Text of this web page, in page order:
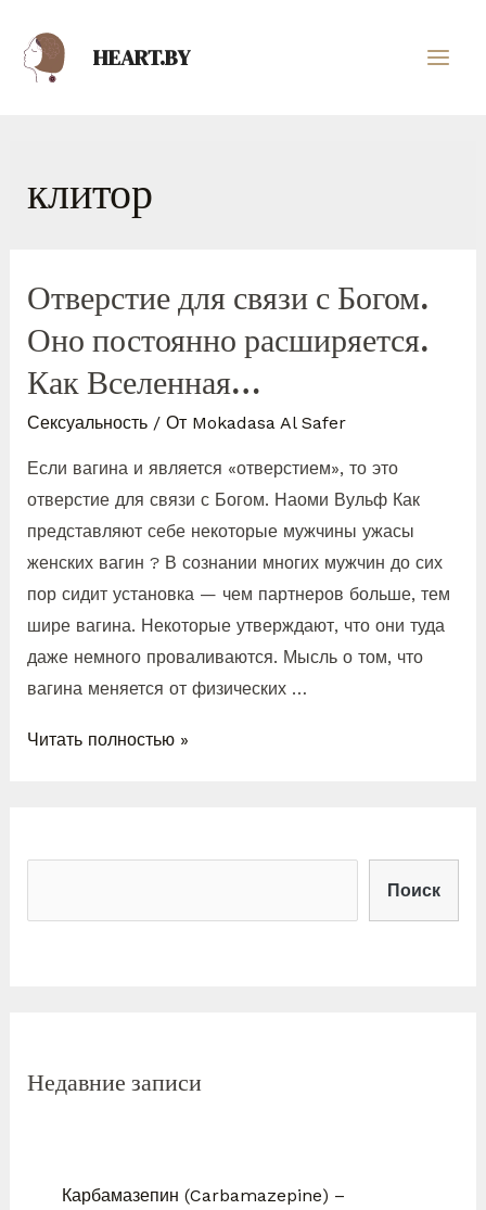
HEART.BY
клитор
Отверстие для связи с Богом.
Оно постоянно расширяется.
Как Вселенная…
Сексуальность/ От Mokadasa Al Safer
Если вагина и является «отверстием», то это
отверстие для связи с Богом. Наоми Вульф Как
представляют себе некоторые мужчины ужасы
женских вагин ? В сознании многих мужчин до сих
пор сидит установка — чем партнеров больше, тем
шире вагина. Некоторые утверждают, что они туда
даже немного проваливаются. Мысль о том, что
вагина меняется от физических …
Читать полностью »
Поиск
Недавние записи
Карбамазепин (Carbamazepine) –